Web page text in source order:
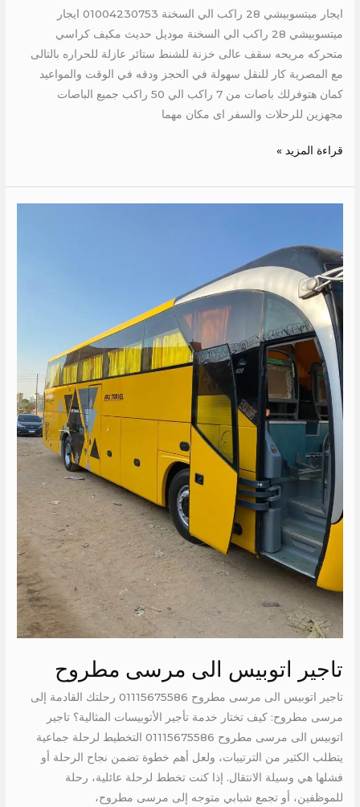
ايجار ميتسوبيشي 28 راكب الي السخنة 01004230753 ايجار
ميتسوبيشي 28 راكب الي السخنة موديل حديث مكيف كراسي
متحركه مريحه سقف عالى خزنة للشنط ستائر عازلة للحراره بالتالى
مع المصرية كار للنقل سهولة في الحجز ودقه في الوقت والمواعيد
كمان هتوفرلك باصات من 7 راكب الي 50 راكب جميع الباصات
مجهزين للرحلات والسفر اى مكان مهما
قراءة المزيد »
تاجير اتوبيس الى مرسى مطروح
تاجير اتوبيس الى مرسى مطروح 01115675586 رحلتك القادمة إلى
مرسى مطروح: كيف تختار خدمة تأجير الأتوبيسات المثالية؟ تاجير
اتوبيس الى مرسى مطروح 01115675586 التخطيط لرحلة جماعية
يتطلب الكثير من الترتيبات، ولعل أهم خطوة تضمن نجاح الرحلة أو
فشلها هي وسيلة الانتقال. إذا كنت تخطط لرحلة عائلية، رحلة
للموظفين، أو تجمع شبابي متوجه إلى مرسى مطروح،
الى
مرسى
مطروح